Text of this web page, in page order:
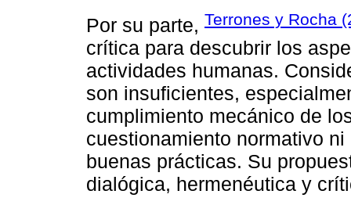
Por su parte, Terrones y Rocha
crítica para descubrir los
actividades humanas.
son insuficientes,
cumplimiento mecánico de
cuestionamiento normativo
buenas prácticas. Su
dialógica, hermenéutica y